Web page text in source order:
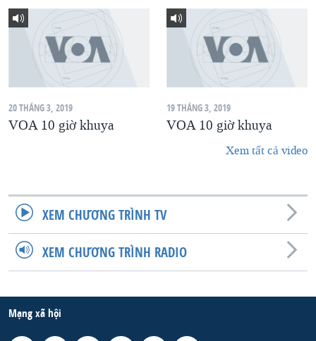
20 THÁNG 3, 2019
VOA 10 giờ khuya
19 THÁNG 3, 2019
VOA 10 giờ khuya
Xem tất cả video
XEM CHƯƠNG TRÌNH TV
XEM CHƯƠNG TRÌNH RADIO
Mạng xã hội